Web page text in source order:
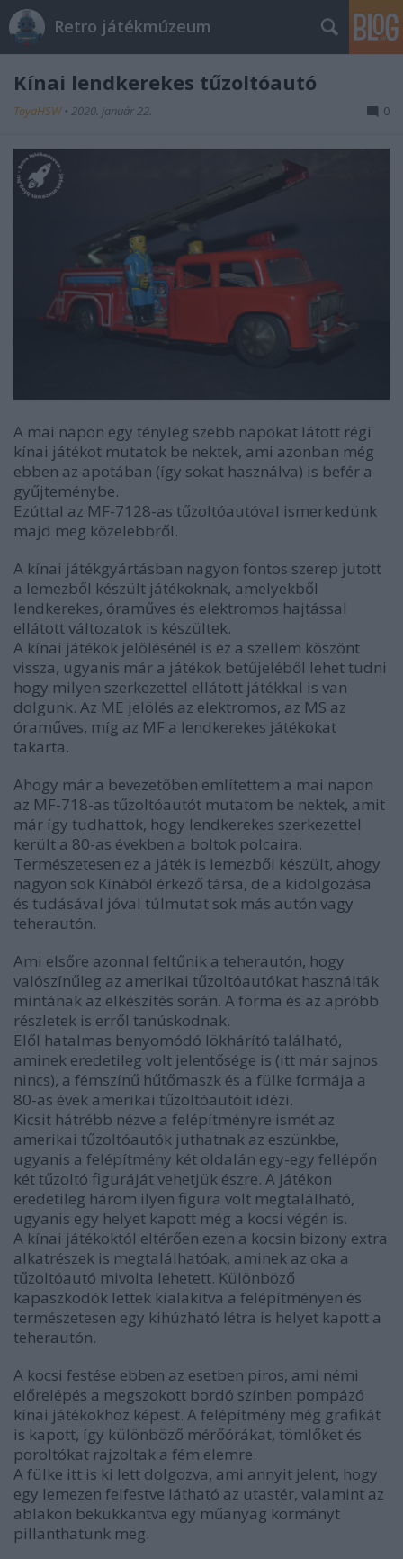
Retro játékmúzeum
Kínai lendkerekes tűzoltóautó
ToyaHSW • 2020. január 22. 0
A mai napon egy tényleg szebb napokat látott régi
kínai játékot mutatok be nektek, ami azonban még
ebben az apotában (így sokat használva) is befér a
gyűjteménybe.
Ezúttal az MF-7128-as tűzoltóautóval ismerkedünk
majd meg közelebbről.
A kínai játékgyártásban nagyon fontos szerep jutott
a lemezből készült játékoknak, amelyekből
lendkerekes, óraműves és elektromos hajtással
ellátott változatok is készültek.
A kínai játékok jelölésénél is ez a szellem köszönt
vissza, ugyanis már a játékok betűjeléből lehet tudni
hogy milyen szerkezettel ellátott játékkal is van
dolgunk. Az ME jelölés az elektromos, az MS az
óraműves, míg az MF a lendkerekes játékokat
takarta.
Ahogy már a bevezetőben említettem a mai napon
az MF-718-as tűzoltóautót mutatom be nektek, amit
már így tudhattok, hogy lendkerekes szerkezettel
került a 80-as években a boltok polcaira.
Természetesen ez a játék is lemezből készült, ahogy
nagyon sok Kínából érkező társa, de a kidolgozása
és tudásával jóval túlmutat sok más autón vagy
teherautón.
Ami elsőre azonnal feltűnik a teherautón, hogy
valószínűleg az amerikai tűzoltóautókat használták
mintának az elkészítés során. A forma és az apróbb
részletek is erről tanúskodnak.
Elől hatalmas benyomódó lökhárító található,
aminek eredetileg volt jelentősége is (itt már sajnos
nincs), a fémszínű hűtőmaszk és a fülke formája a
80-as évek amerikai tűzoltóautóit idézi.
Kicsit hátrébb nézve a felépítményre ismét az
amerikai tűzoltóautók juthatnak az eszünkbe,
ugyanis a felépítmény két oldalán egy-egy fellépőn
két tűzoltó figuráját vehetjük észre. A játékon
eredetileg három ilyen figura volt megtalálható,
ugyanis egy helyet kapott még a kocsi végén is.
A kínai játékoktól eltérően ezen a kocsin bizony extra
alkatrészek is megtalálhatóak, aminek az oka a
tűzoltóautó mivolta lehetett. Különböző
kapaszkodók lettek kialakítva a felépítményen és
természetesen egy kihúzható létra is helyet kapott a
teherautón.
A kocsi festése ebben az esetben piros, ami némi
előrelépés a megszokott bordó színben pompázó
kínai játékokhoz képest. A felépítmény még grafikát
is kapott, így különböző mérőórákat, tömlőket és
poroltókat rajzoltak a fém elemre.
A fülke itt is ki lett dolgozva, ami annyit jelent, hogy
egy lemezen felfestve látható az utastér, valamint az
ablakon bekukkantva egy műanyag kormányt
pillanthatunk meg.